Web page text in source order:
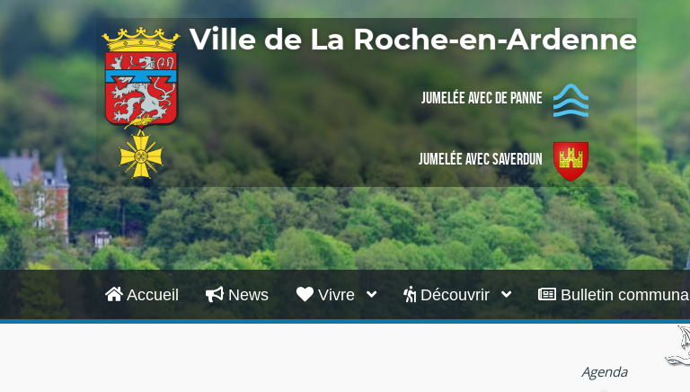
Ville de La Roche-en-Ardenne
Jumelée avec De Panne
Jumelée avec Saverdun
Accueil News Vivre Découvrir Bulletin communal
Agenda